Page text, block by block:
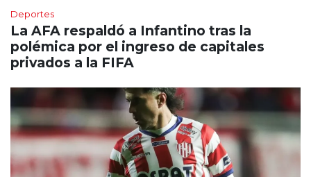
Deportes
La AFA respaldó a Infantino tras la
polémica por el ingreso de capitales
privados a la FIFA